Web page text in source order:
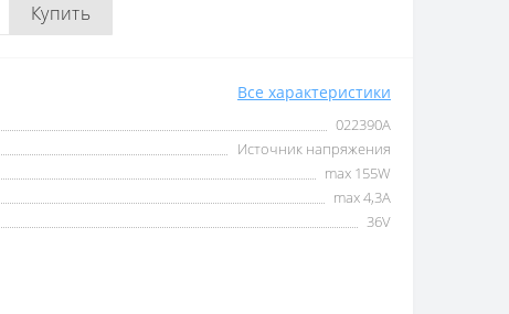
Купить
Все характеристики
022390А
Источник напряжения
max 155W
max 4,3А
36V